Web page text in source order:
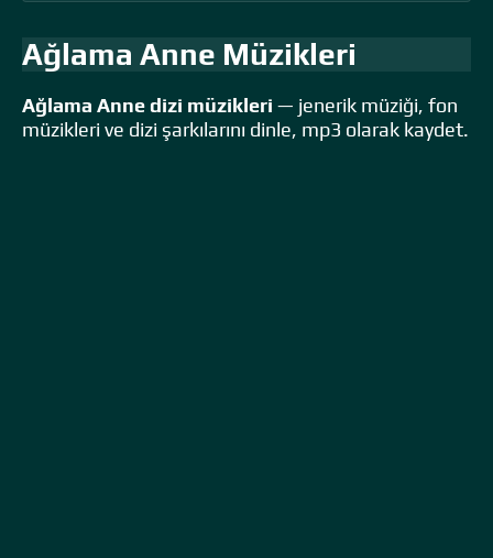
Ağlama Anne Müzikleri
Ağlama Anne dizi müzikleri — jenerik müziği, fon
müzikleri ve dizi şarkılarını dinle, mp3 olarak kaydet.